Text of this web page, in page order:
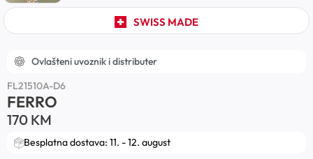
SWISS MADE
Ovlašteni uvoznik i distributer
FL21510A-D6
FERRO
170 KM
Besplatna dostava: 11. - 12. august